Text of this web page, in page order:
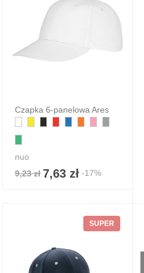
Czapka 6-panelowa Ares
nuo
9,23 zł 7,63 zł -17%
SUPER